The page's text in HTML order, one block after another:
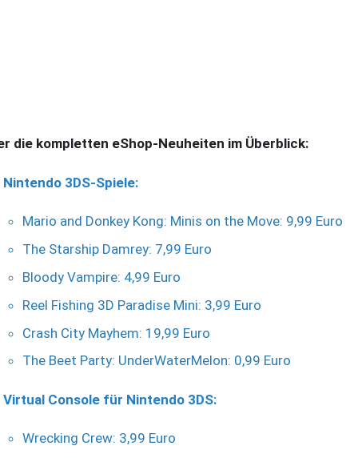
die kompletten eShop-Neuheiten im Überblick:
Nintendo 3DS-Spiele:
Mario and Donkey Kong: Minis on the Move: 9,99 Euro
The Starship Damrey: 7,99 Euro
Bloody Vampire: 4,99 Euro
Reel Fishing 3D Paradise Mini: 3,99 Euro
Crash City Mayhem: 19,99 Euro
The Beet Party: UnderWaterMelon: 0,99 Euro
Virtual Console für Nintendo 3DS:
Wrecking Crew: 3,99 Euro